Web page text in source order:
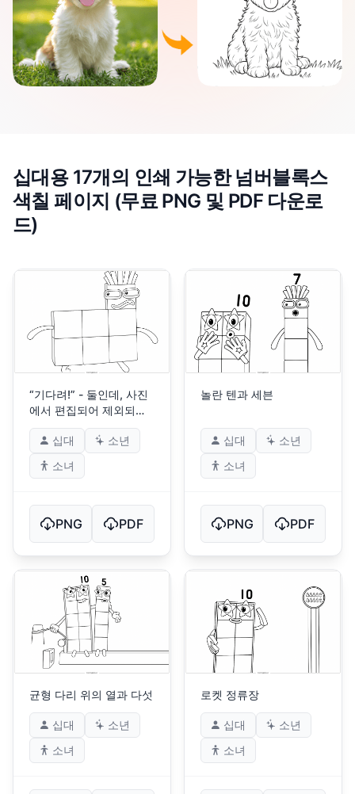
십대용 17개의 인쇄 가능한 넘버블록스
색칠 페이지 (무료 PNG 및 PDF 다운로
드)
“기다려!” - 둘인데, 사진
에서 편집되어 제외되었
어요.
십대
소년
소녀
PNG PDF
놀란 텐과 세븐
십대
소년
소녀
PNG PDF
균형 다리 위의 열과 다섯
십대
소년
소녀
로켓 정류장
십대
소년
소녀